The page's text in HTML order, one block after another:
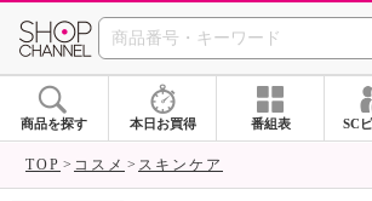
SHOP
商品を探す 本日お買得 番組表 SC
TOP コスメ スキンケア